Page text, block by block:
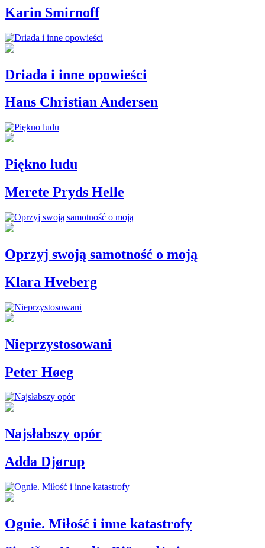
Karin Smirnoff
Driada i inne opowieści
Hans Christian Andersen
Piękno ludu
Merete Pryds Helle
Oprzyj swoją samotność o moją
Klara Hveberg
Nieprzystosowani
Peter Høeg
Najsłabszy opór
Adda Djørup
Ognie. Miłość i inne katastrofy